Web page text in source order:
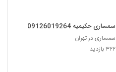
سمساری حکیمیه 09126019264
سمساری در تهران
۳۲۲ بازدید